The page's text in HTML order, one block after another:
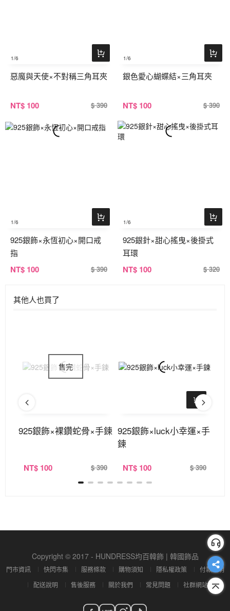
1/6
惡魔與天使×不對稱三角耳夾
NT$ 100 $ 390
1/6
銀色愛心蝴蝶結×三角耳夾
NT$ 100 $ 390
1/6
925銀飾×永恆初心×開口戒
指
NT$ 100 $ 390
1/6
925銀針×甜心搖曳×後掛式
耳環
NT$ 100 $ 320
其他人也買了
925銀飾×裸鑽蛇骨×手鍊
NT$ 100 $ 390
925銀飾×luck小幸運×手
鍊
NT$ 100 $ 390
Copyright © 2017 - HUNDRESS均百韓飾 | 韓國飾品
門市資訊 快閃市集 服務條款 購物須知 隱私權政策
付款說明
配送說明
售後服務 關於我們 常見問題 社群網站